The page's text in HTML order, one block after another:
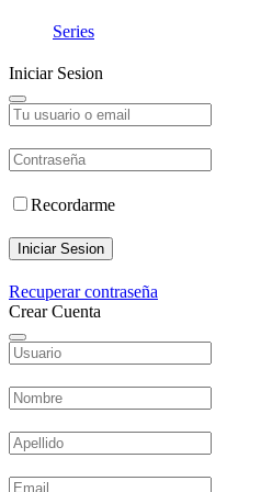
Series
Iniciar Sesion
Recordarme
Iniciar Sesion
Recuperar contraseña
Crear Cuenta